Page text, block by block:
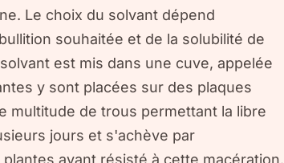
Le choix du solvant dépend
souhaitée et de la solubilité de
est mis dans une cuve, appelée
y sont placées sur des plaques
multitude de trous permettant la libre
jours et s'achève par
ayant résisté à cette macération.